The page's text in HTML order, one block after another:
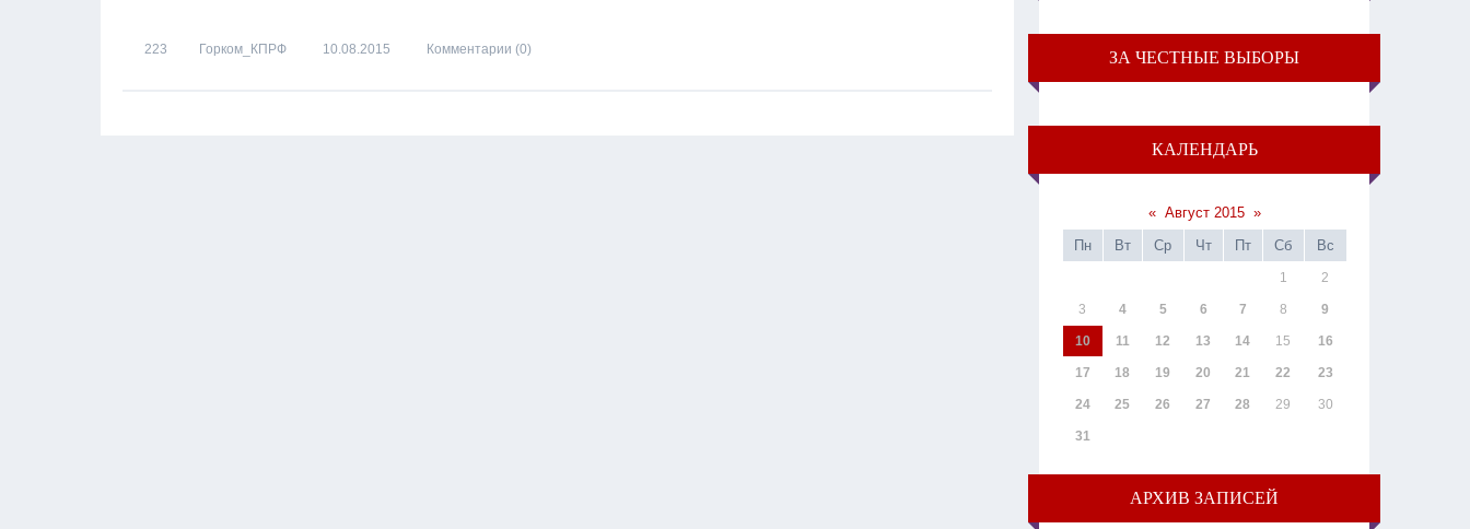
223 Горком_КПРФ 10.08.2015 Комментарии (0) ЗА ЧЕСТНЫЕ ВЫБОРЫ
КАЛЕНДАРЬ
« Август 2015 »
Пн
Вт Ср Чт Пт Сб Вс
1 2
3 4 5 6 7 8 9
10 11 12 13 14 15 16
17 18 19 20 21 22 23
24 25 26 27 28 29 30
31
АРХИВ ЗАПИСЕЙ